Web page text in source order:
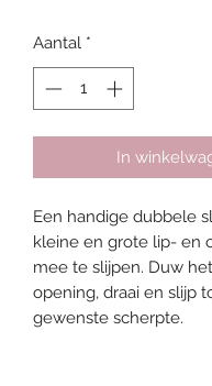
Aantal *
In
Een handige dubbele
kleine en grote lip- en
mee te slijpen. Duw
opening, draai en slijp
gewenste scherpte.